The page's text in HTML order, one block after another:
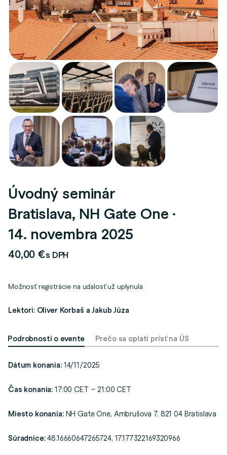
Úvodný seminár
Bratislava, NH Gate One ·
14. novembra 2025
40,00€s DPH
Možnosť registrácie na udalosť už uplynula
Lektori: Oliver Korbaš a Jakub Júza
Podrobnosti o evente Prečo sa oplatí prísť na ÚS
Dátum konania: 14/11/2025
Čas konania: 17:00 CET – 21:00 CET
Miesto konania: NH Gate One, Ambrušova 7, 821 04 Bratislava
Súradnice:48.16660647265724, 17.177322169320966